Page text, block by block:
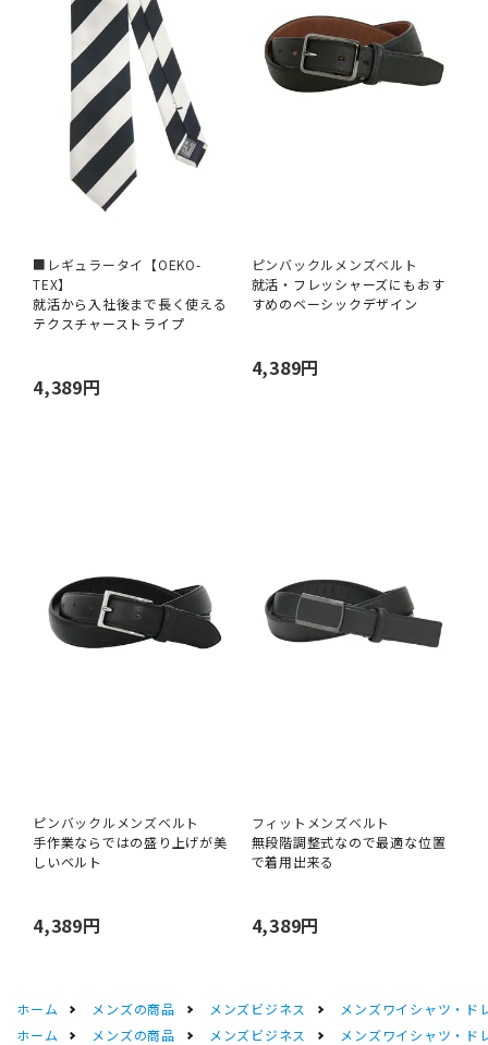
■レギュラータイ【OEKO-
TEX】
就活から入社後まで長く使える
テクスチャーストライプ
4,389円
ピンバックルメンズベルト
就活・フレッシャーズにもおす
すめのベーシックデザイン
4,389円
ピンバックルメンズベルト
手作業ならではの盛り上げが美
しいベルト
4,389円
フィットメンズベルト
無段階調整式なので最適な位置
で着用出来る
4,389円
ホーム メンズの商品 メンズビジネス
メンズワイシャツ・ド
ホーム
メンズの商品 メンズビジネス
メンズワイシャツ・ド